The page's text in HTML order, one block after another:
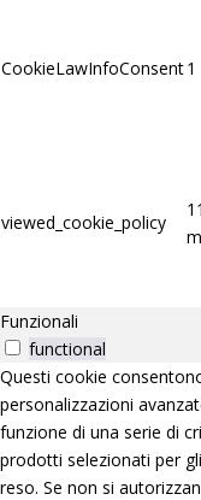
CookieLawInfoConsent1
viewed_cookie_policy
11
Funzionali
functional
Questi cookie
personalizzazioni
funzione di una serie di
prodotti selezionati per
reso. Se non si